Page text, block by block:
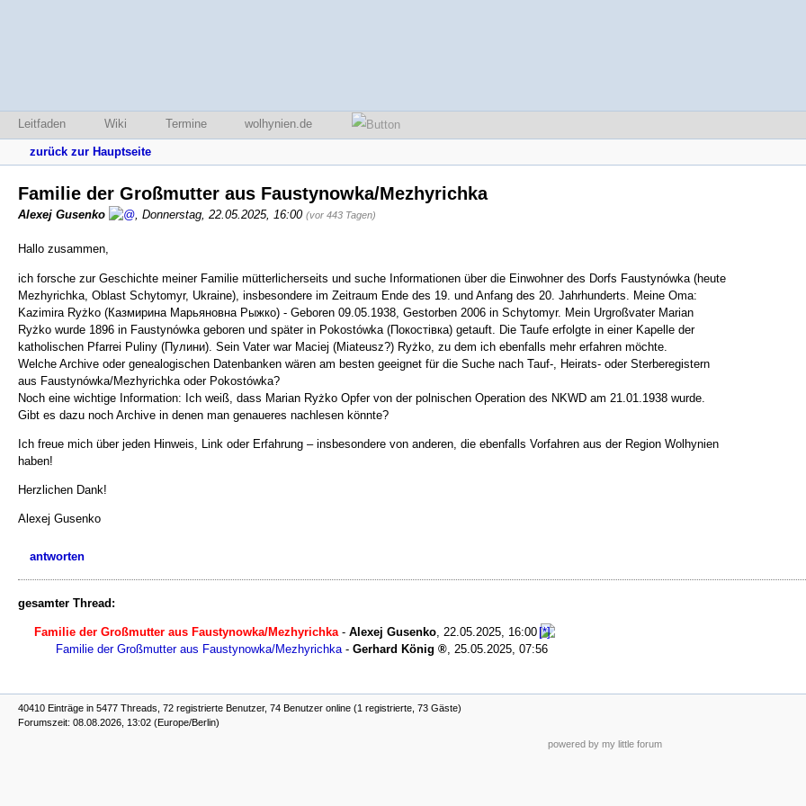
Leitfaden Wiki Termine wolhynien.de
zurück zur Hauptseite
Familie der Großmutter aus Faustynowka/Mezhyrichka
Alexej Gusenko , Donnerstag, 22.05.2025, 16:00 (vor 443 Tagen)
Hallo zusammen,
ich forsche zur Geschichte meiner Familie mütterlicherseits und suche Informationen über die Einwohner des Dorfs Faustynówka (heute
Mezhyrichka, Oblast Schytomyr, Ukraine), insbesondere im Zeitraum Ende des 19. und Anfang des 20. Jahrhunderts. Meine Oma:
Kazimira Ryżko (Казмирина Марьяновна Рыжко) - Geboren 09.05.1938, Gestorben 2006 in Schytomyr. Mein Urgroßvater Marian
Ryżko wurde 1896 in Faustynówka geboren und später in Pokostówka (Покостівка) getauft. Die Taufe erfolgte in einer Kapelle der
katholischen Pfarrei Puliny (Пулини). Sein Vater war Maciej (Miateusz?) Ryżko, zu dem ich ebenfalls mehr erfahren möchte.
Welche Archive oder genealogischen Datenbanken wären am besten geeignet für die Suche nach Tauf-, Heirats- oder Sterberegistern
aus Faustynówka/Mezhyrichka oder Pokostówka?
Noch eine wichtige Information: Ich weiß, dass Marian Ryżko Opfer von der polnischen Operation des NKWD am 21.01.1938 wurde.
Gibt es dazu noch Archive in denen man genaueres nachlesen könnte?
Ich freue mich über jeden Hinweis, Link oder Erfahrung – insbesondere von anderen, die ebenfalls Vorfahren aus der Region Wolhynien
haben!
Herzlichen Dank!
Alexej Gusenko
antworten
gesamter Thread:
Familie der Großmutter aus Faustynowka/Mezhyrichka - Alexej Gusenko 22.05.2025, 16:00
Familie der Großmutter aus Faustynowka/Mezhyrichka - Gerhard König 25.05.2025, 07:56
40410 Einträge in 5477 Threads, 72 registrierte Benutzer, 74 Benutzer online (1 registrierte, 73 Gäste)
Forumszeit: 08.08.2026, 13:02 (Europe/Berlin)
powered by my little forum